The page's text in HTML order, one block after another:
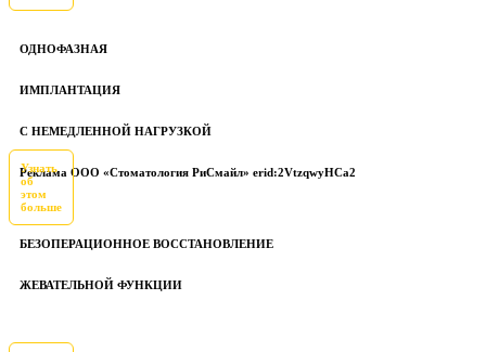
ОДНОФАЗНАЯ
ИМПЛАНТАЦИЯ
С НЕМЕДЛЕННОЙ НАГРУЗКОЙ
Реклама ООО «Стоматология РиСмайл» erid:2VtzqwyHCa2
Узнать
об
этом
больше
БЕЗОПЕРАЦИОННОЕ ВОССТАНОВЛЕНИЕ
ЖЕВАТЕЛЬНОЙ ФУНКЦИИ